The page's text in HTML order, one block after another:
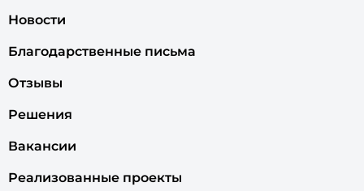
Новости
Благодарственные письма
Отзывы
Решения
Вакансии
Реализованные проекты